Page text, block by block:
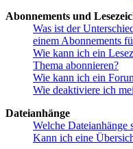
Abonnements und
Was ist der
einem Abonnements
Wie kann ich ein
Thema abonnieren?
Wie kann ich ein
Wie deaktiviere ich
Dateianhänge
Welche Dateianhänge
Kann ich eine